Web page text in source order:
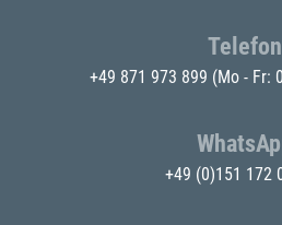
Telefon
+49 871 973 899 (Mo - Fr:
+49 (0)151 172